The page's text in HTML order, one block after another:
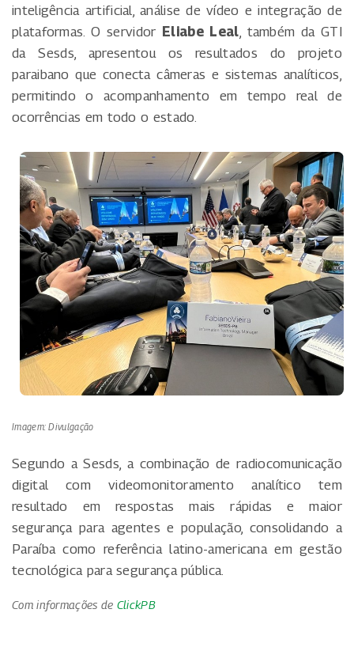
inteligência artificial, análise de vídeo e integração de
plataformas. O servidor Eliabe Leal, também da GTI
da Sesds, apresentou os resultados do projeto
paraibano que conecta câmeras e sistemas analíticos,
permitindo o acompanhamento em tempo real de
ocorrências em todo o estado.
Imagem: Divulgação
Segundo a Sesds, a combinação de radiocomunicação
digital com videomonitoramento analítico tem
resultado em respostas mais rápidas e maior
segurança para agentes e população, consolidando a
Paraíba como referência latino-americana em gestão
tecnológica para segurança pública.
Com informações de ClickPB